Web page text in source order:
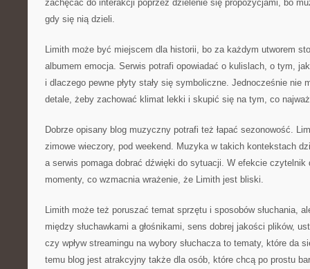
zachęcać do interakcji poprzez dzielenie się propozycjami, bo
gdy się nią dzieli.
Limith może być miejscem dla historii, bo za każdym utworem
albumem emocja. Serwis potrafi opowiadać o kulislach, o tym,
i dlaczego pewne płyty stały się symboliczne. Jednocześnie nie
detale, żeby zachować klimat lekki i skupić się na tym, co
Dobrze opisany blog muzyczny potrafi też łapać sezonowość.
zimowe wieczory, pod weekend. Muzyka w takich kontekstach
a serwis pomaga dobrać dźwięki do sytuacji. W efekcie czytelnik
momenty, co wzmacnia wrażenie, że Limith jest bliski.
Limith może też poruszać temat sprzętu i sposobów słuchania,
między słuchawkami a głośnikami, sens dobrej jakości plików,
czy wpływ streamingu na wybory słuchacza to tematy, które da
temu blog jest atrakcyjny także dla osób, które chcą po prostu